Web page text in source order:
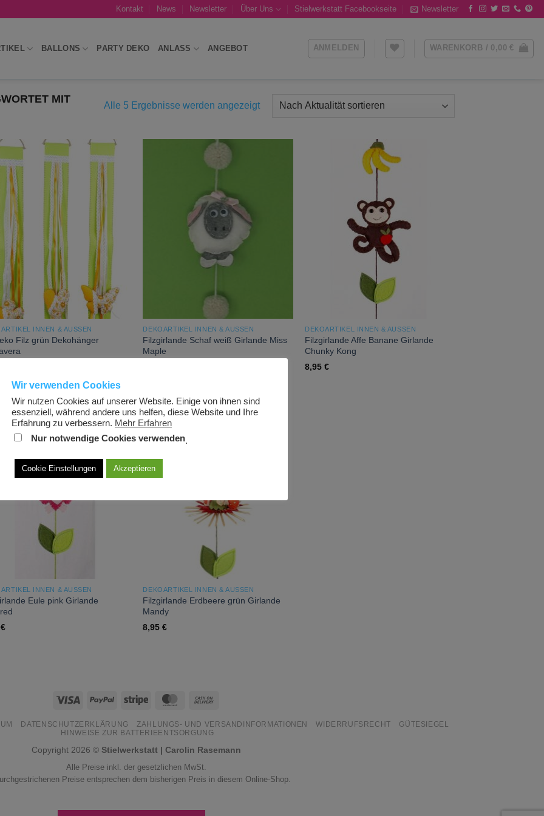
Kontakt News Newsletter Über Uns Stielwerkstatt Facebookseite Newsletter
BALLONS PARTY DEKO ANLASS ANGEBOT ANMELDEN WARENKORB / 0,00€
MIT
Alle 5 Ergebnisse werden angezeigtNach
Add to
wishlist
INNEN & AUSSEN
Filz grün Dekohänger
DEKOARTIKEL INNEN & AUSSEN
Filzgirlande Schaf weiß Girlande Miss
Maple
DEKOARTIKEL INNEN & AUSSEN
Filzgirlande Affe Banane Girlande
Chunky Kong
8,95€
Add to
wishlist
INNEN & AUSSEN
Eule pink Girlande
€
DEKOARTIKEL INNEN & AUSSEN
Filzgirlande Erdbeere grün Girlande
Mandy
8,95€
Visa PayPal Stripe MasterCard
Delivery
DATENSCHUTZERKLÄRUNG ZAHLUNGS- UND VERSANDINFORMATIONEN WIDERRUFSRECHT
GÜTESIEGEL
HINWEISE ZUR BATTERIEENTSORGUNG
Copyright 2026 © Stielwerkstatt | Carolin Rasemann
Alle Preise inkl. der gesetzlichen MwSt.
Preise entsprechen dem bisherigen Preis in diesem Online-Shop.
Wir verwenden Cookies
Wir nutzen Cookies auf unserer Website. Einige von ihnen sind
essenziell, während andere uns helfen, diese Website und Ihre
Erfahrung zu verbessern. Mehr Erfahren
Nur notwendige Cookies verwenden.
Cookie Einstellungen Akzeptieren